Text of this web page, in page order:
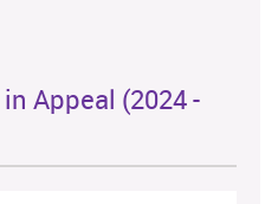
Appeal (2024 -